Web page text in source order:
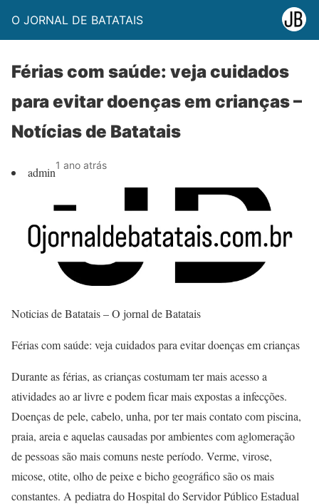
O JORNAL DE BATATAIS
Férias com saúde: veja cuidados
para evitar doenças em crianças –
Notícias de Batatais
admin1 ano atrás
Noticias de Batatais – O jornal de Batatais
Férias com saúde: veja cuidados para evitar doenças em crianças
Durante as férias, as crianças costumam ter mais acesso a
atividades ao ar livre e podem ficar mais expostas a infecções.
Doenças de pele, cabelo, unha, por ter mais contato com piscina,
praia, areia e aquelas causadas por ambientes com aglomeração
de pessoas são mais comuns neste período. Verme, virose,
micose, otite, olho de peixe e bicho geográfico são os mais
constantes. A pediatra do Hospital do Servidor Público Estadual